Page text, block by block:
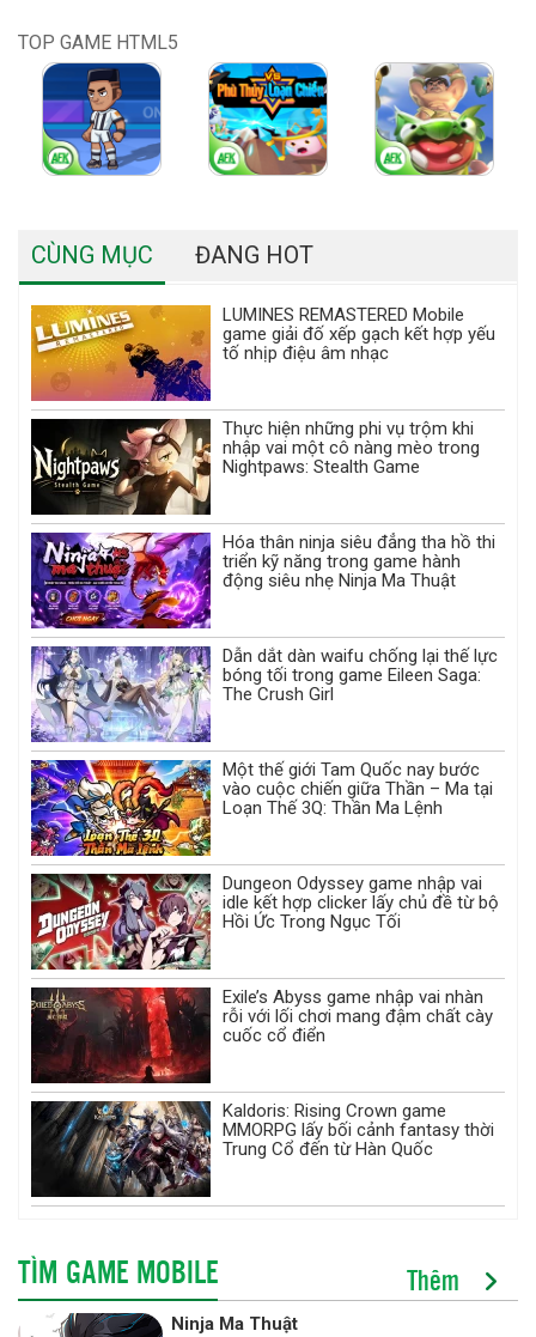
TOP GAME HTML5
CÙNG MỤC ĐANG HOT
LUMINES REMASTERED Mobile
game giải đố xếp gạch kết hợp yếu
tố nhịp điệu âm nhạc
Thực hiện những phi vụ trộm khi
nhập vai một cô nàng mèo trong
Nightpaws: Stealth Game
Hóa thân ninja siêu đẳng tha hồ thi
triển kỹ năng trong game hành
động siêu nhẹ Ninja Ma Thuật
Dẫn dắt dàn waifu chống lại thế lực
bóng tối trong game Eileen Saga:
The Crush Girl
Một thế giới Tam Quốc nay bước
vào cuộc chiến giữa Thần – Ma tại
Loạn Thế 3Q: Thần Ma Lệnh
Dungeon Odyssey game nhập vai
idle kết hợp clicker lấy chủ đề từ bộ
Hồi Ức Trong Ngục Tối
Exile’s Abyss game nhập vai nhàn
rỗi với lối chơi mang đậm chất cày
cuốc cổ điển
Kaldoris: Rising Crown game
MMORPG lấy bối cảnh fantasy thời
Trung Cổ đến từ Hàn Quốc
TÌM GAME MOBILE Thêm
Ninja Ma Thuật